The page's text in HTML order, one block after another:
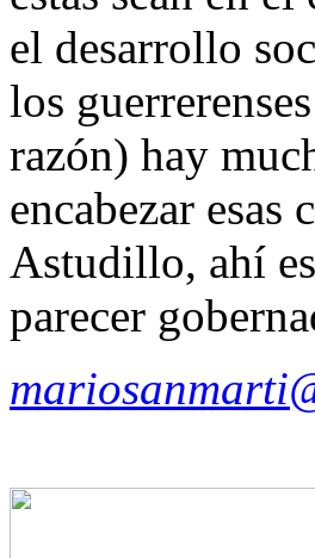
el desarrollo
los
razón) hay
encabezar esas
Astudillo, ahí
parecer